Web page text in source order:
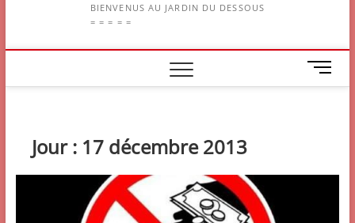
BIENVENUS AU JARDIN DU DESSOUS
= = = = =
M
e
Jour : 17 décembre 2013